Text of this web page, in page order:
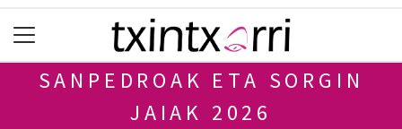
SANPEDROAK ETA SORGIN
JAIAK 2026